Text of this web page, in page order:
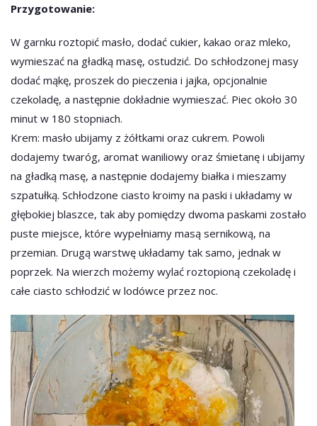
Przygotowanie:
W garnku roztopić masło, dodać cukier, kakao oraz mleko,
wymieszać na gładką masę, ostudzić. Do schłodzonej masy
dodać mąkę, proszek do pieczenia i jajka, opcjonalnie
czekoladę, a następnie dokładnie wymieszać. Piec około 30
minut w 180 stopniach.
Krem: masło ubijamy z żółtkami oraz cukrem. Powoli
dodajemy twaróg, aromat waniliowy oraz śmietanę i ubijamy
na gładką masę, a następnie dodajemy białka i mieszamy
szpatułką. Schłodzone ciasto kroimy na paski i układamy w
głębokiej blaszce, tak aby pomiędzy dwoma paskami zostało
puste miejsce, które wypełniamy masą sernikową, na
przemian. Drugą warstwę układamy tak samo, jednak w
poprzek. Na wierzch możemy wylać roztopioną czekoladę i
całe ciasto schłodzić w lodówce przez noc.